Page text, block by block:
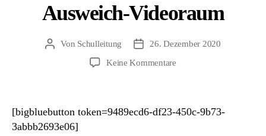
Ausweich-Videoraum
Beitragsautor
Von Schulleitung Beitragsdatum
26. Dezember 2020
Keine Kommentarezu
[bigbluebutton token=9489ecd6-df23-450c-9b73-
3abbb2693e06]